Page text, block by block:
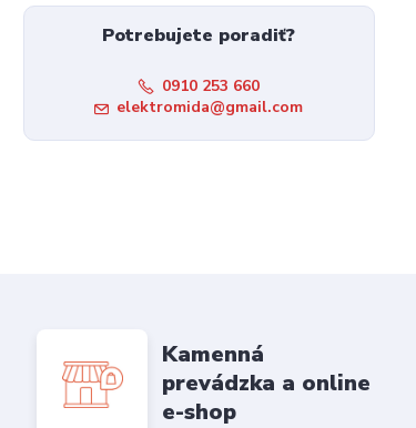
Potrebujete poradiť?
0910 253 660
elektromida@gmail.com
Kamenná
prevádzka a online
e-shop